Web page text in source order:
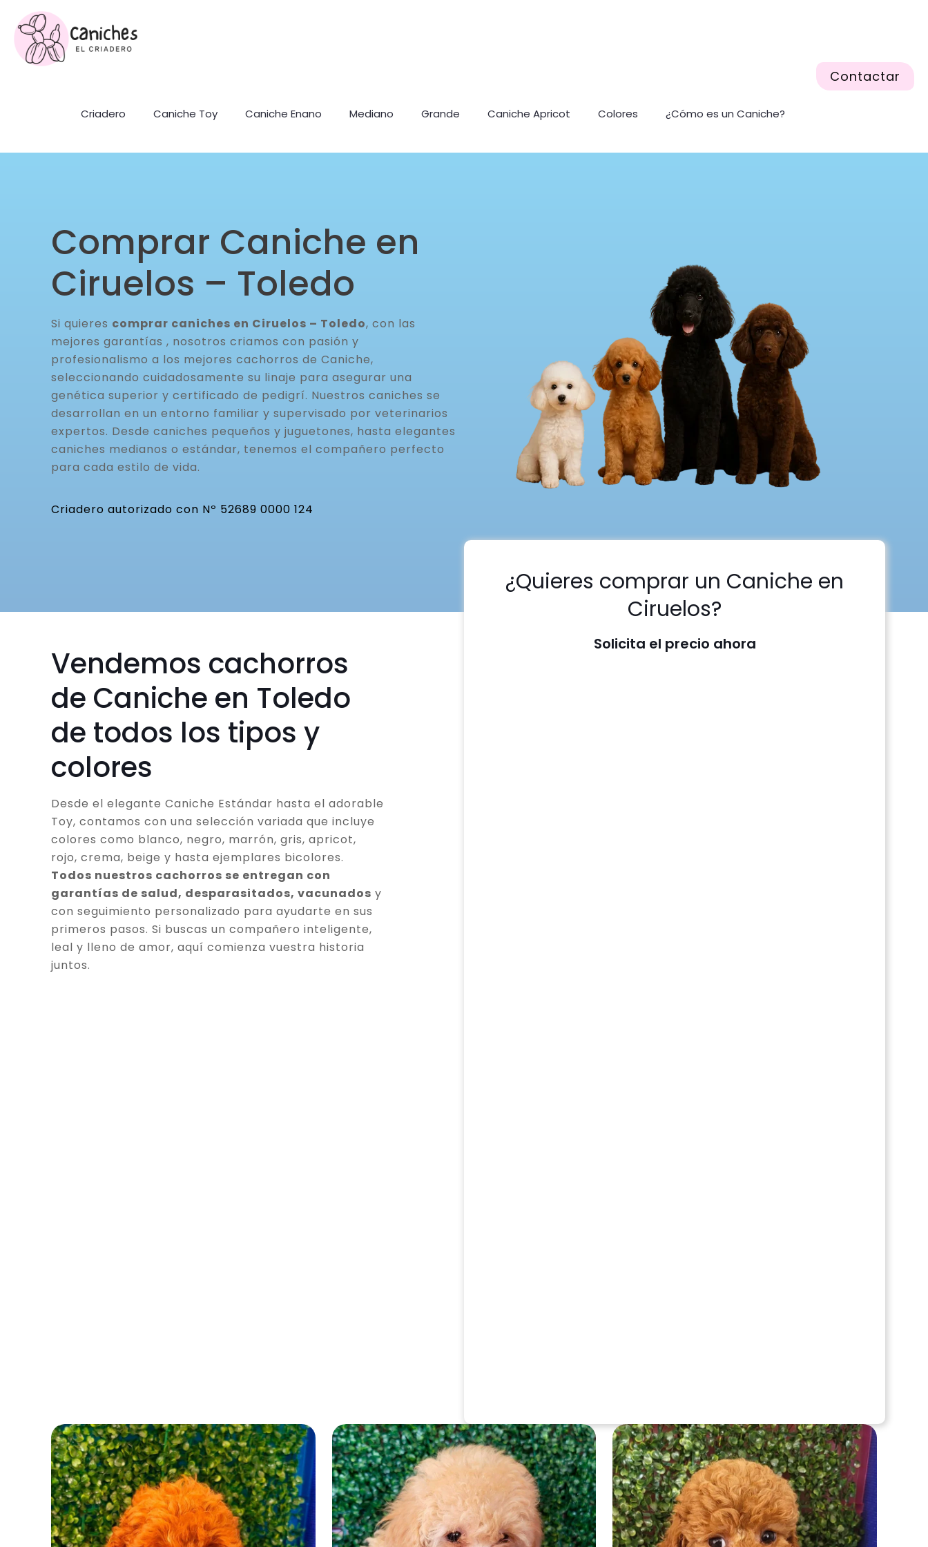
Criadero Caniche Toy Caniche Enano Mediano Grande Caniche Apricot Colores ¿Cómo es un Caniche?
Contactar
Comprar Caniche en
Ciruelos – Toledo
Si quieres comprar caniches en Ciruelos – Toledo, con las
mejores garantías , nosotros criamos con pasión y
profesionalismo a los mejores cachorros de Caniche,
seleccionando cuidadosamente su linaje para asegurar una
genética superior y certificado de pedigrí. Nuestros caniches se
desarrollan en un entorno familiar y supervisado por veterinarios
expertos. Desde caniches pequeños y juguetones, hasta elegantes
caniches medianos o estándar, tenemos el compañero perfecto
para cada estilo de vida.
Criadero autorizado con Nº 52689 0000 124
Vendemos cachorros
de Caniche en Toledo
de todos los tipos y
colores
Desde el elegante Caniche Estándar hasta el adorable
Toy, contamos con una selección variada que incluye
colores como blanco, negro, marrón, gris, apricot,
rojo, crema, beige y hasta ejemplares bicolores.
Todos nuestros cachorros se entregan con
garantías de salud, desparasitados, vacunados y
con seguimiento personalizado para ayudarte en sus
primeros pasos. Si buscas un compañero inteligente,
leal y lleno de amor, aquí comienza vuestra historia
juntos.
¿Quieres comprar un Caniche en
Ciruelos?
Solicita el precio ahora